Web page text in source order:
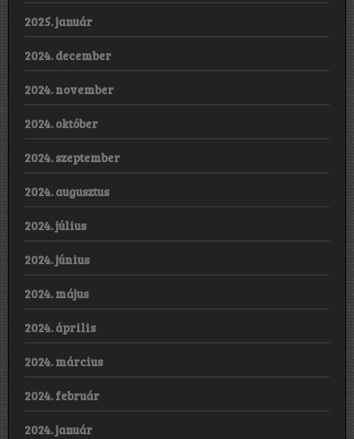
2025. január
2024. december
2024. november
2024. október
2024. szeptember
2024. augusztus
2024. július
2024. június
2024. május
2024. április
2024. március
2024. február
2024. január